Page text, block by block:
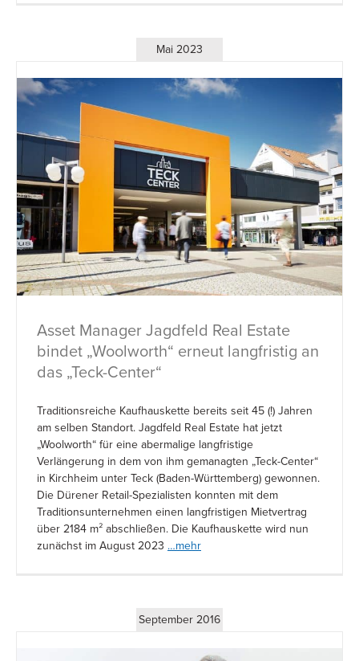
Mai 2023
Asset Manager Jagdfeld Real Estate
bindet „Woolworth“ erneut langfristig an
das „Teck-Center“
Traditionsreiche Kaufhauskette bereits seit 45 (!) Jahren
am selben Standort. Jagdfeld Real Estate hat jetzt
„Woolworth“ für eine abermalige langfristige
Verlängerung in dem von ihm gemanagten „Teck-Center“
in Kirchheim unter Teck (Baden-Württemberg) gewonnen.
Die Dürener Retail-Spezialisten konnten mit dem
Traditionsunternehmen einen langfristigen Mietvertrag
über 2184 m² abschließen. Die Kaufhauskette wird nun
zunächst im August 2023 …mehr
September 2016